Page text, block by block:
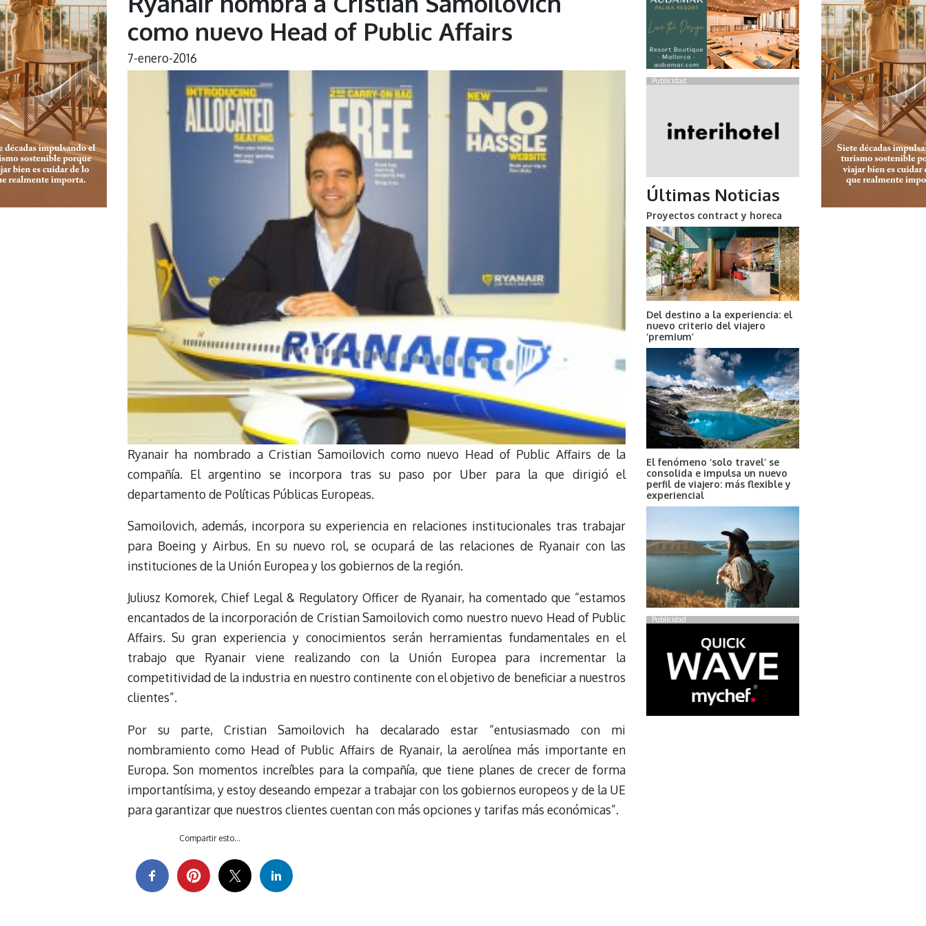
como nuevo Head of Public Affairs
7-enero-2016
Ryanair ha nombrado a Cristian Samoilovich como nuevo Head of Public Affairs de la
compañía. El argentino se incorpora tras su paso por Uber para la que dirigió el
departamento de Políticas Públicas Europeas.
Samoilovich, además, incorpora su experiencia en relaciones institucionales tras trabajar
para Boeing y Airbus. En su nuevo rol, se ocupará de las relaciones de Ryanair con las
instituciones de la Unión Europea y los gobiernos de la región.
Juliusz Komorek, Chief Legal & Regulatory Officer de Ryanair, ha comentado que “estamos
encantados de la incorporación de Cristian Samoilovich como nuestro nuevo Head of Public
Affairs. Su gran experiencia y conocimientos serán herramientas fundamentales en el
trabajo que Ryanair viene realizando con la Unión Europea para incrementar la
competitividad de la industria en nuestro continente con el objetivo de beneficiar a nuestros
clientes”.
Por su parte, Cristian Samoilovich ha decalarado estar “entusiasmado con mi
nombramiento como Head of Public Affairs de Ryanair, la aerolínea más importante en
Europa. Son momentos increíbles para la compañía, que tiene planes de crecer de forma
importantísima, y estoy deseando empezar a trabajar con los gobiernos europeos y de la UE
para garantizar que nuestros clientes cuentan con más opciones y tarifas más económicas”.
Compartir esto...
Publicidad
Últimas Noticias
Proyectos contract y horeca
Del destino a la experiencia: el
nuevo criterio del viajero
‘premium’
El fenómeno ‘solo travel’ se
consolida e impulsa un nuevo
perfil de viajero: más flexible y
experiencial
Publicidad